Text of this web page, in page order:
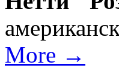
More →